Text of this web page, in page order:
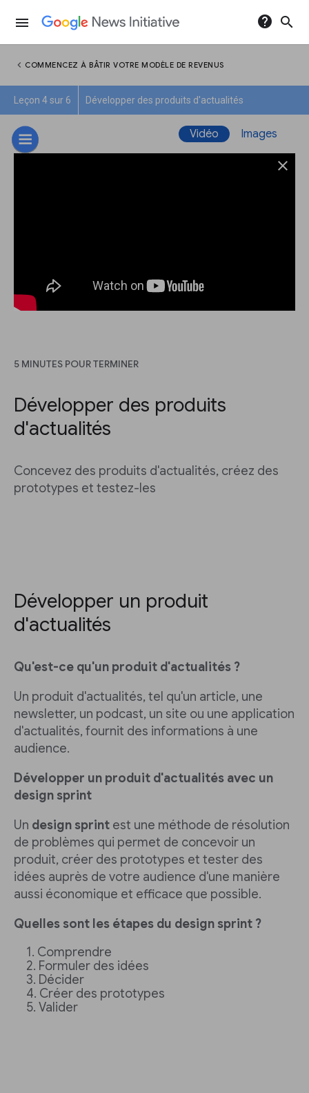
menu help search
chevron_left COMMENCEZ À BÂTIR VOTRE MODÈLE DE REVENUS
Leçon 4 sur 6 Développer des produits d'actualités
Vidéo Images
close
5 MINUTES POUR TERMINER
Développer des produits
d'actualités
Concevez des produits d'actualités, créez des
prototypes et testez-les
Développer un produit
d'actualités
Qu'est-ce qu'un produit d'actualités ?
Un produit d'actualités, tel qu'un article, une
newsletter, un podcast, un site ou une application
d'actualités, fournit des informations à une
audience.
Développer un produit d'actualités avec un
design sprint
Un design sprint est une méthode de résolution
de problèmes qui permet de concevoir un
produit, créer des prototypes et tester des
idées auprès de votre audience d'une manière
aussi économique et efficace que possible.
Quelles sont les étapes du design sprint ?
Comprendre
Formuler des idées
Décider
Créer des prototypes
Valider